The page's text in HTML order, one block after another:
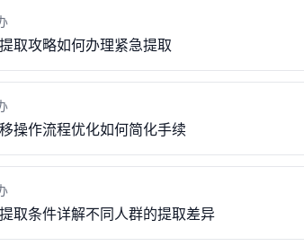
取攻略如何办理紧急提取
操作流程优化如何简化手续
取条件详解不同人群的提取差异